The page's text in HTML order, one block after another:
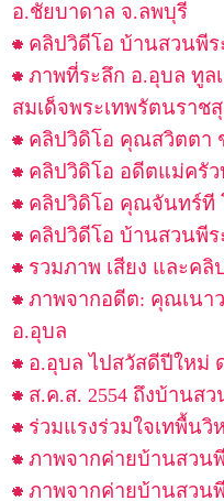
อ.ชัยบาดาล จ.ลพบุรี
คลิปวิดีโอ บ้านสวนพี
ภาพที่ระลึก อ.อุบล ทูล
สมเด็จพระเทพรัตนราช
คลิปวิดิโอ คุณสวิตตา
คลิปวิดิโอ อดีตแม่ครั
คลิปวิดิโอ คุณจันทร์ที
คลิปวิดีโอ บ้านสวนพี
รวมภาพ เสียง และคลิ
ภาพจากอดีต: คุณเนา
อ.อุบล
อ.อุบล ไปสวัสดีปีใหม่
ส.ค.ส. 2554 ถึงบ้านส
ร่วมแรงร่วมใจเทพื้น
ภาพจากค่ายบ้านสวน
ภาพจากค่ายบ้านสวนพี